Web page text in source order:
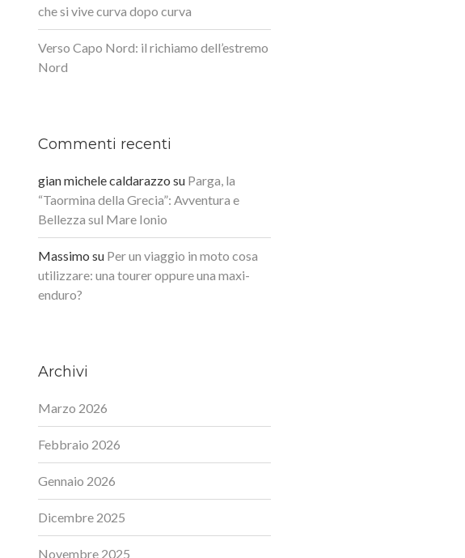
che si vive curva dopo curva
Verso Capo Nord: il richiamo dell’estremo
Nord
Commenti recenti
gian michele caldarazzo su Parga, la
“Taormina della Grecia”: Avventura e
Bellezza sul Mare Ionio
Massimo su Per un viaggio in moto cosa
utilizzare: una tourer oppure una maxi-
enduro?
Archivi
Marzo 2026
Febbraio 2026
Gennaio 2026
Dicembre 2025
Novembre 2025